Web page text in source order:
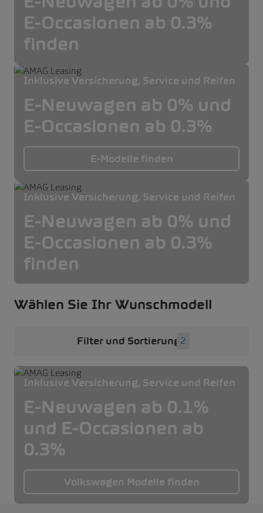
E-Occasionen ab 0.3%
finden
Inklusive Versicherung, Service und Reifen
E-Neuwagen ab 0% und
E-Occasionen ab 0.3%
E-Modelle finden
Inklusive Versicherung, Service und Reifen
E-Neuwagen ab 0% und
E-Occasionen ab 0.3%
finden
Wählen Sie Ihr Wunschmodell
Filter und Sortierung 2
Inklusive Versicherung, Service und Reifen
E-Neuwagen ab 0.1%
und E-Occasionen ab
0.3%
Volkswagen Modelle finden